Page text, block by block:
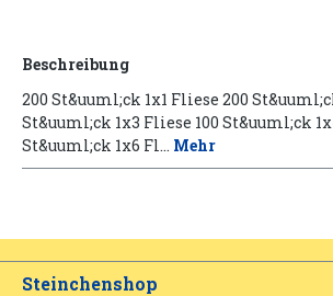
Beschreibung
200 St&uuml;ck 1x1 Fliese 200
St&uuml;ck 1x3 Fliese 100 St&uuml;ck
St&uuml;ck 1x6 Fl… Mehr
Steinchenshop